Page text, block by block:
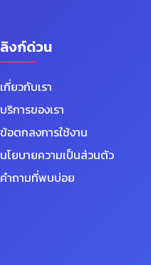
ลิงก์ด่วน
เกี่ยวกับเรา
บริการของเรา
ข้อตกลงการใช้งาน
นโยบายความเป็นส่วนตัว
คำถามที่พบบ่อย